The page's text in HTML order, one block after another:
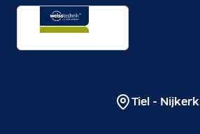
Tiel - Nijkerk